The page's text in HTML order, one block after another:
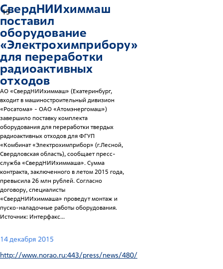
15
СвердНИИхиммаш
поставил
оборудование
«Электрохимприбору»
для переработки
радиоактивных
отходов
АО «СвердНИИхиммаш» (Екатеринбург,
входит в машиностроительный дивизион
«Росатома» - ОАО «Атомэнергомаш»)
завершило поставку комплекта
оборудования для переработки твердых
радиоактивных отходов для ФГУП
«Комбинат «Электрохимприбор» (г.Лесной,
Свердловская область), сообщает пресс-
служба «СвердНИИхиммаша». Сумма
контракта, заключенного в летом 2015 года,
превысила 26 млн рублей. Согласно
договору, специалисты
«СвердНИИхиммаша» проведут монтаж и
пуско-наладочные работы оборудования.
Источник: Интерфакс...
14 декабря 2015
http://www.norao.ru:443/press/news/480/